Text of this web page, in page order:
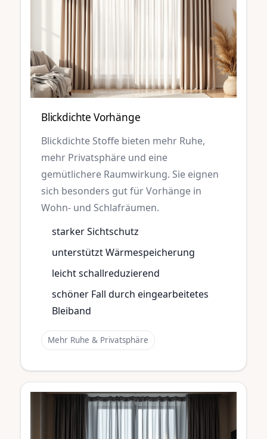
Blickdichte Vorhänge
Blickdichte Stoffe bieten mehr Ruhe,
mehr Privatsphäre und eine
gemütlichere Raumwirkung. Sie eignen
sich besonders gut für Vorhänge in
Wohn- und Schlafräumen.
starker Sichtschutz
unterstützt Wärmespeicherung
leicht schallreduzierend
schöner Fall durch eingearbeitetes
Bleiband
Mehr Ruhe & Privatsphäre